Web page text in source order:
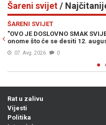
Šareni svijet/
bruje o
ŠARENI SVIJET
REZERVIRAO
Sljedeće jutro
07. Avg. 2026
Previous
Rat u zalivu
Vijesti
Politika